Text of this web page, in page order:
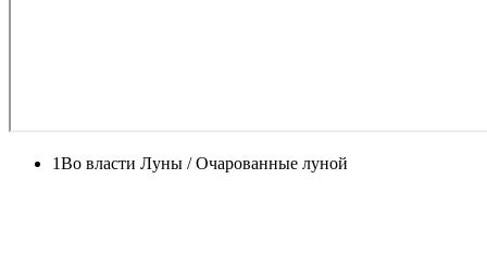
1Во власти Луны / Очарованные луной